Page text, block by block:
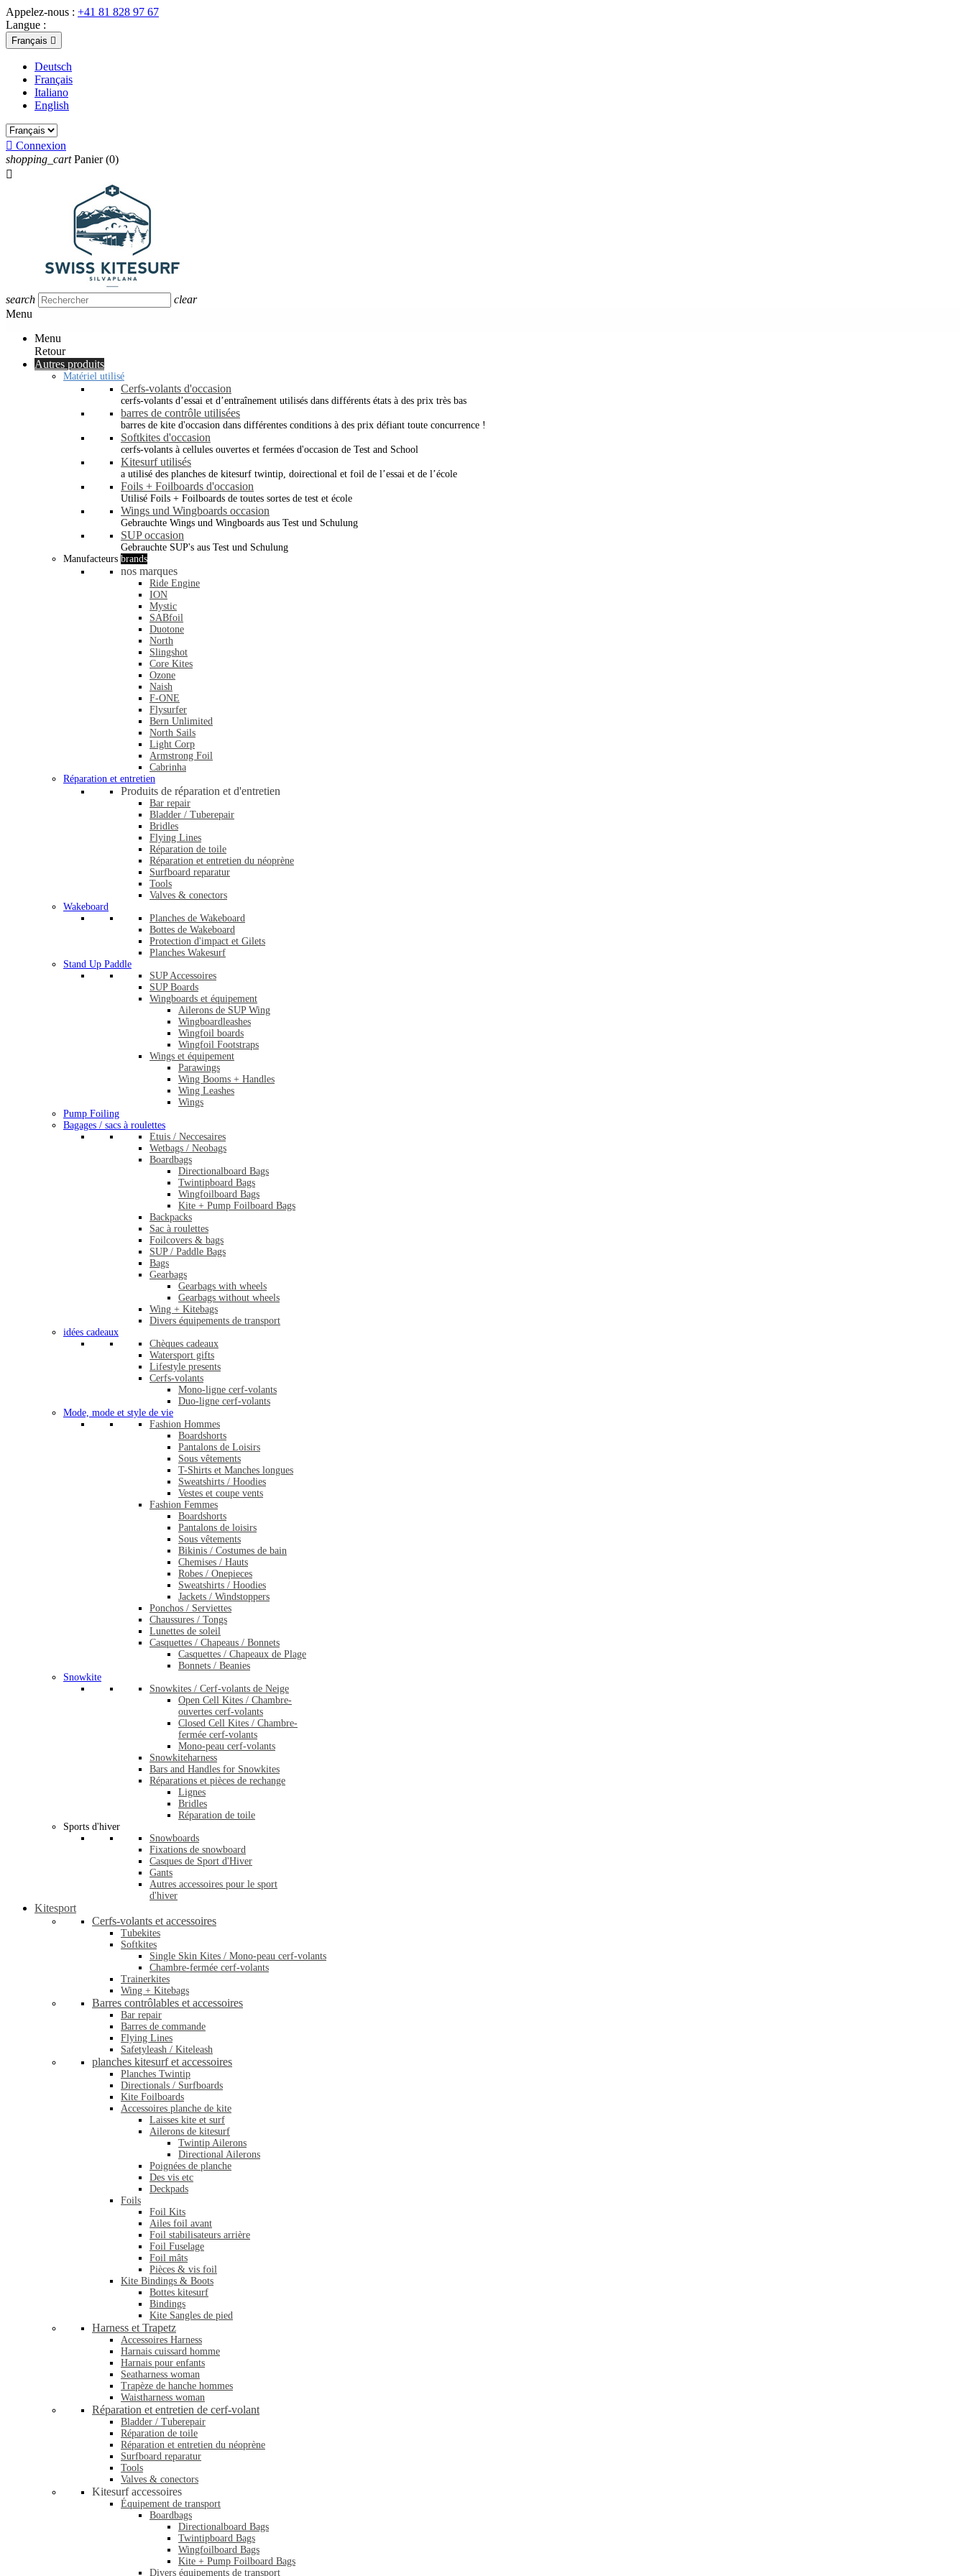
Appelez-nous : +41 81 828 97 67
Langue :
Français 
Deutsch
Français
Italiano
English
 Connexion
shopping_cart Panier (0)

search
clear
Menu
Menu
Retour
Autres produits
Matériel utilisé
Cerfs-volants d'occasion
cerfs-volants d’essai et d’entraînement utilisés dans différents états à des prix très bas
barres de contrôle utilisées
barres de kite d'occasion dans différentes conditions à des prix défiant toute concurrence !
Softkites d'occasion
cerfs-volants à cellules ouvertes et fermées d'occasion de Test and School
Kitesurf utilisés
a utilisé des planches de kitesurf twintip, doirectional et foil de l’essai et de l’école
Foils + Foilboards d'occasion
Utilisé Foils + Foilboards de toutes sortes de test et école
Wings und Wingboards occasion
Gebrauchte Wings und Wingboards aus Test und Schulung
SUP occasion
Gebrauchte SUP's aus Test und Schulung
Manufacteurs brands
nos marques
Ride Engine
ION
Mystic
SABfoil
Duotone
North
Slingshot
Core Kites
Ozone
Naish
F-ONE
Flysurfer
Bern Unlimited
North Sails
Light Corp
Armstrong Foil
Cabrinha
Réparation et entretien
Produits de réparation et d'entretien
Bar repair
Bladder / Tuberepair
Bridles
Flying Lines
Réparation de toile
Réparation et entretien du néoprène
Surfboard reparatur
Tools
Valves & conectors
Wakeboard
Planches de Wakeboard
Bottes de Wakeboard
Protection d'impact et Gilets
Planches Wakesurf
Stand Up Paddle
SUP Accessoires
SUP Boards
Wingboards et équipement
Ailerons de SUP Wing
Wingboardleashes
Wingfoil boards
Wingfoil Footstraps
Wings et équipement
Parawings
Wing Booms + Handles
Wing Leashes
Wings
Pump Foiling
Bagages / sacs à roulettes
Etuis / Neccesaires
Wetbags / Neobags
Boardbags
Directionalboard Bags
Twintipboard Bags
Wingfoilboard Bags
Kite + Pump Foilboard Bags
Backpacks
Sac à roulettes
Foilcovers & bags
SUP / Paddle Bags
Bags
Gearbags
Gearbags with wheels
Gearbags without wheels
Wing + Kitebags
Divers équipements de transport
idées cadeaux
Chèques cadeaux
Watersport gifts
Lifestyle presents
Cerfs-volants
Mono-ligne cerf-volants
Duo-ligne cerf-volants
Mode, mode et style de vie
Fashion Hommes
Boardshorts
Pantalons de Loisirs
Sous vêtements
T-Shirts et Manches longues
Sweatshirts / Hoodies
Vestes et coupe vents
Fashion Femmes
Boardshorts
Pantalons de loisirs
Sous vêtements
Bikinis / Costumes de bain
Chemises / Hauts
Robes / Onepieces
Sweatshirts / Hoodies
Jackets / Windstoppers
Ponchos / Serviettes
Chaussures / Tongs
Lunettes de soleil
Casquettes / Chapeaus / Bonnets
Casquettes / Chapeaux de Plage
Bonnets / Beanies
Snowkite
Snowkites / Cerf-volants de Neige
Open Cell Kites / Chambre-
ouvertes cerf-volants
Closed Cell Kites / Chambre-
fermée cerf-volants
Mono-peau cerf-volants
Snowkiteharness
Bars and Handles for Snowkites
Réparations et pièces de rechange
Lignes
Bridles
Réparation de toile
Sports d'hiver
Snowboards
Fixations de snowboard
Casques de Sport d'Hiver
Gants
Autres accessoires pour le sport
d'hiver
Kitesport
Cerfs-volants et accessoires
Tubekites
Softkites
Single Skin Kites / Mono-peau cerf-volants
Chambre-fermée cerf-volants
Trainerkites
Wing + Kitebags
Barres contrôlables et accessoires
Bar repair
Barres de commande
Flying Lines
Safetyleash / Kiteleash
planches kitesurf et accessoires
Planches Twintip
Directionals / Surfboards
Kite Foilboards
Accessoires planche de kite
Laisses kite et surf
Ailerons de kitesurf
Twintip Ailerons
Directional Ailerons
Poignées de planche
Des vis etc
Deckpads
Foils
Foil Kits
Ailes foil avant
Foil stabilisateurs arrière
Foil Fuselage
Foil mâts
Pièces & vis foil
Kite Bindings & Boots
Bottes kitesurf
Bindings
Kite Sangles de pied
Harness et Trapetz
Accessoires Harness
Harnais cuissard homme
Harnais pour enfants
Seatharness woman
Trapèze de hanche hommes
Waistharness woman
Réparation et entretien de cerf-volant
Bladder / Tuberepair
Réparation de toile
Réparation et entretien du néoprène
Surfboard reparatur
Tools
Valves & conectors
Kitesurf accessoires
Équipement de transport
Boardbags
Directionalboard Bags
Twintipboard Bags
Wingfoilboard Bags
Kite + Pump Foilboard Bags
Divers équipements de transport